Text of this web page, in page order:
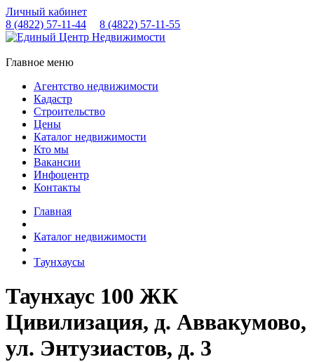
Личный кабинет
8 (4822) 57-11-44 8 (4822) 57-11-55
Главное меню
Агентство недвижимости
Кадастр
Строительство
Цены
Каталог недвижимости
Кто мы
Вакансии
Инфоцентр
Контакты
Главная
Каталог недвижимости
Таунхаусы
Таунхаус 100 ЖК
Цивилизация, д. Аввакумово,
ул. Энтузиастов, д. 3